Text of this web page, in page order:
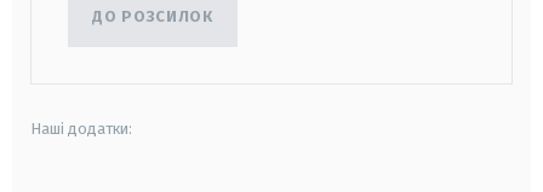
ДО РОЗСИЛОК
Наші додатки: